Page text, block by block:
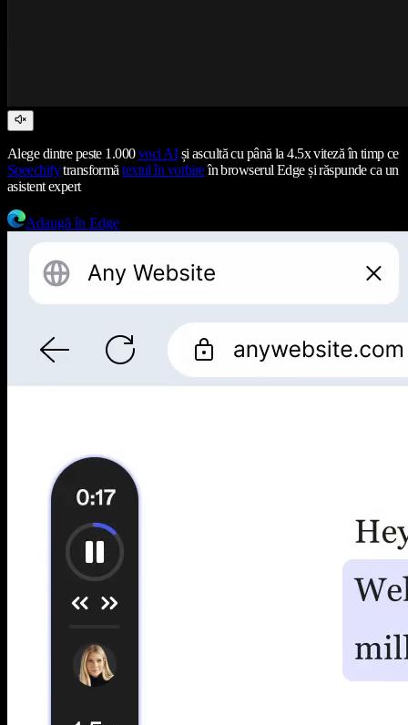
Alege dintre peste 1.000voci AIși ascultă cu până la 4.5x viteză în timp ce
Speechifytransformătextul în vorbireîn browserul Edge și răspunde ca un
asistent expert
Adaugă în Edge